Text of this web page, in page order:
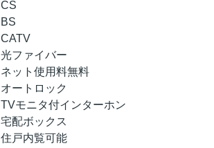
CS
BS
CATV
光ファイバー
ネット使用料無料
オートロック
TVモニタ付インターホン
宅配ボックス
住戸内覧可能